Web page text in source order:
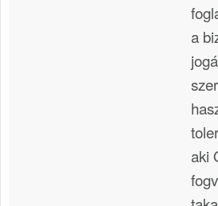
a
aki